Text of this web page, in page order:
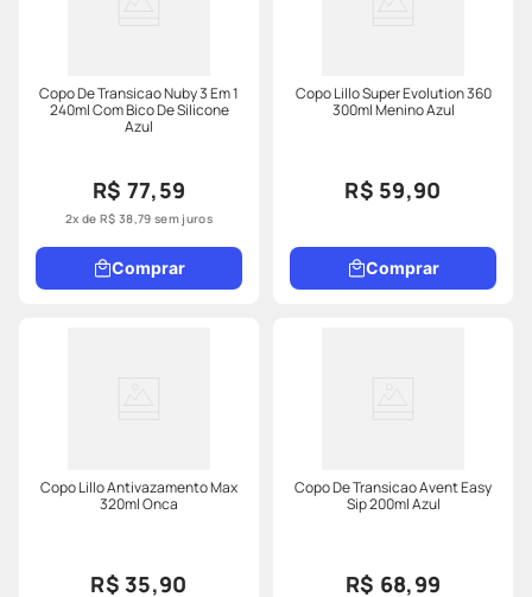
Copo De Transicao Nuby 3 Em 1
240ml Com Bico De Silicone
Azul
R$ 77,59
2x deR$ 38,79 sem juros
Comprar
Copo Lillo Super Evolution 360
300ml Menino Azul
R$ 59,90
Comprar
Copo Lillo Antivazamento Max
320ml Onca
R$ 35,90
Copo De Transicao Avent Easy
Sip 200ml Azul
R$ 68,99